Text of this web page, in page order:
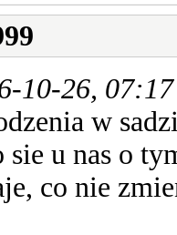
10-26,
w
sie u nas o
co nie